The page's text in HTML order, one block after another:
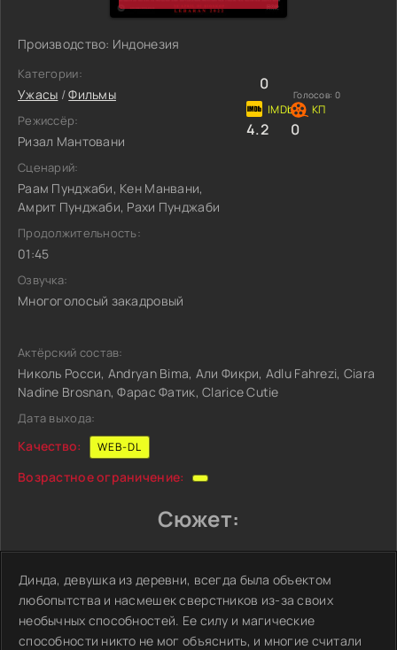
Производство: Индонезия
Категории:
Ужасы /Фильмы
Режиссёр:
Ризал Мантовани
Сценарий:
Раам Пунджаби, Кен Манвани,
Амрит Пунджаби, Рахи Пунджаби
Продолжительность:
01:45
Озвучка:
Многоголосый закадровый
0
Голосов: 0
4.2 0
Актёрский состав:
Николь Росси, Andryan Bima, Али Фикри, Adlu Fahrezi, Ciara
Nadine Brosnan, Фарас Фатик, Clarice Cutie
Дата выхода:
Качество: WEB-DL
Возрастное ограничение:
Сюжет:
Динда, девушка из деревни, всегда была объектом
любопытства и насмешек сверстников из-за своих
необычных способностей. Ее силу и магические
способности никто не мог объяснить, и многие считали